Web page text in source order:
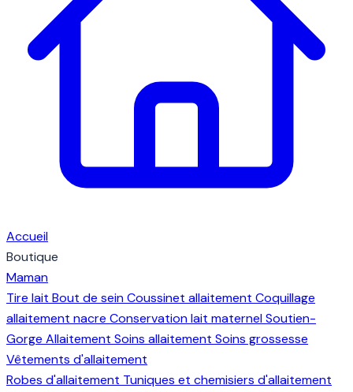
Accueil
Boutique
Maman
Tire lait Bout de seinCoussinet allaitement Coquillage
allaitement nacre Conservation lait maternelSoutien-
Gorge Allaitement Soins allaitement Soins grossesse
Vêtements d'allaitement
Robes d'allaitement Tuniques et chemisiers d'allaitement